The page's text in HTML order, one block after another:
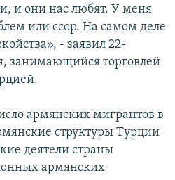
и они нас любят. У меня
или ссор. На самом деле
- заявил 22-
занимающийся торговлей
армянских мигрантов в
структуры Турции
деятели страны
армянских